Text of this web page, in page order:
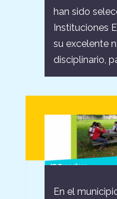
han sido
Instituciones
su excelente
disciplinario,
En el